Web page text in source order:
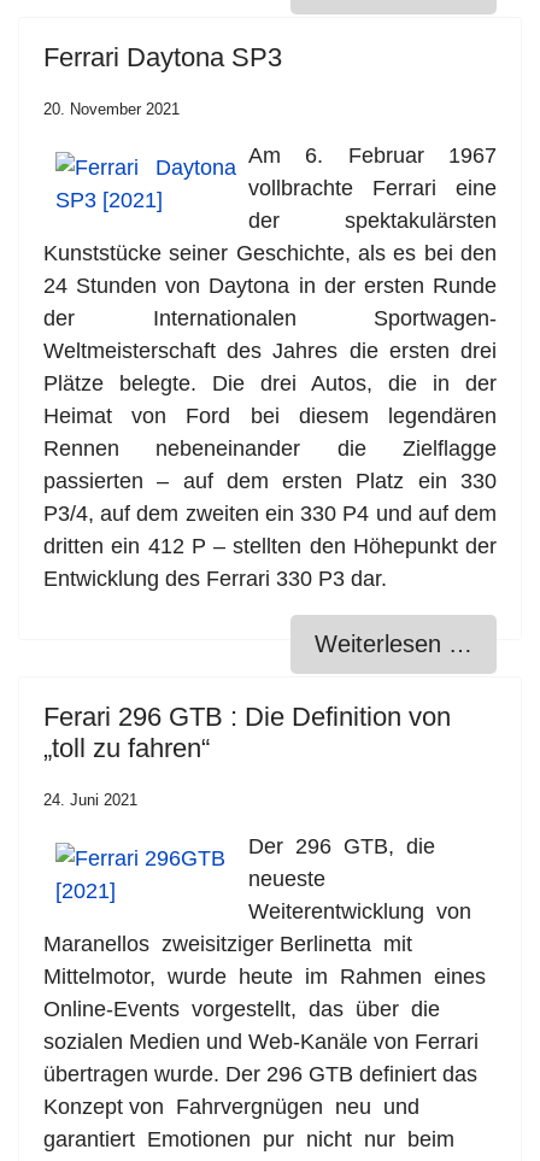
Ferrari Daytona SP3
20. November 2021
Am 6. Februar 1967
vollbrachte Ferrari eine
der spektakulärsten
Kunststücke seiner Geschichte, als es bei den
24 Stunden von Daytona in der ersten Runde
der Internationalen Sportwagen-
Weltmeisterschaft des Jahres die ersten drei
Plätze belegte. Die drei Autos, die in der
Heimat von Ford bei diesem legendären
Rennen nebeneinander die Zielflagge
passierten – auf dem ersten Platz ein 330
P3/4, auf dem zweiten ein 330 P4 und auf dem
dritten ein 412 P – stellten den Höhepunkt der
Entwicklung des Ferrari 330 P3 dar.
Weiterlesen …
Ferari 296 GTB : Die Definition von
„toll zu fahren“
24. Juni 2021
Der 296 GTB, die
neueste
Weiterentwicklung von
Maranellos zweisitziger Berlinetta mit
Mittelmotor, wurde heute im Rahmen eines
Online-Events vorgestellt, das über die
sozialen Medien und Web-Kanäle von Ferrari
übertragen wurde. Der 296 GTB definiert das
Konzept von Fahrvergnügen neu und
garantiert Emotionen pur nicht nur beim